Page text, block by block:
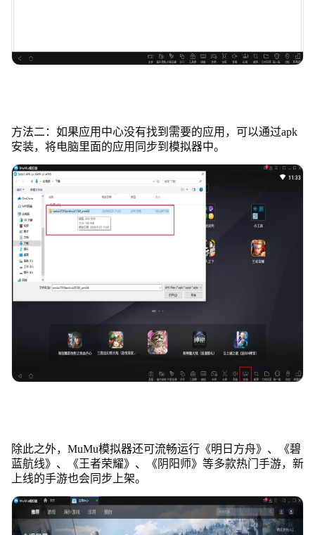
方法二：如果应用中心没有找到需要的应用，可以通过apk
安装，将电脑里面的应用同步到模拟器中。
除此之外，MuMu模拟器还可流畅运行《明日方舟》、《碧
蓝航线》、《王者荣耀》、《阴阳师》等多款热门手游，新
上线的手游也会同步上架。